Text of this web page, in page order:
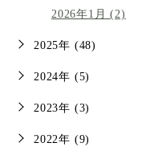
2026年1月 (2)
2025年 (48)
2024年 (5)
2023年 (3)
2022年 (9)